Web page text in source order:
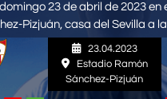
23 de abril de 2023 en
Pizjuán, casa del Sevilla a
23.04.2023
Estadio Ramón
Sánchez-Pizjuán